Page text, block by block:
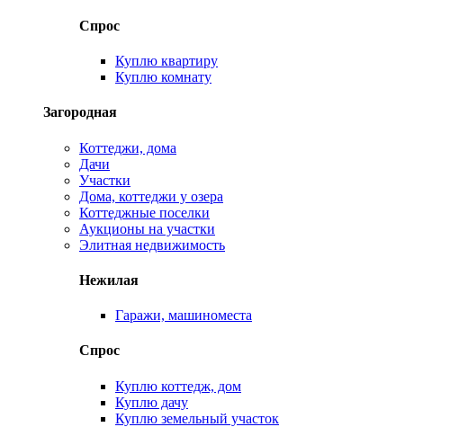
Спрос
Куплю квартиру
Куплю комнату
Загородная
Коттеджи, дома
Дачи
Участки
Дома, коттеджи у озера
Коттеджные поселки
Аукционы на участки
Элитная недвижимость
Нежилая
Гаражи, машиноместа
Спрос
Куплю коттедж, дом
Куплю дачу
Куплю земельный участок